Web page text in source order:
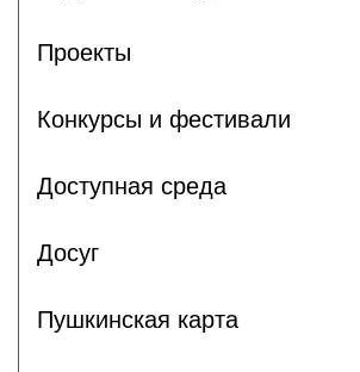
Проекты
Конкурсы и фестивали
Доступная среда
Досуг
Пушкинская карта